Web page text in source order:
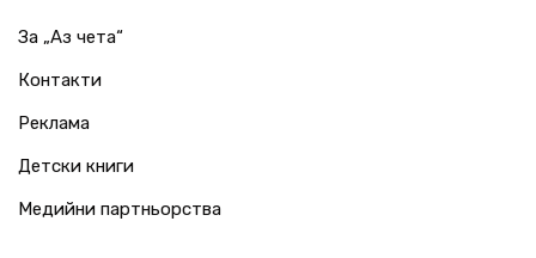
За „Аз чета“
Контакти
Реклама
Детски книги
Медийни партньорства